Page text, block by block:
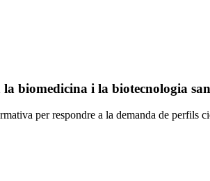
la biomedicina i la biotecnologia
per respondre a la demanda de perfils